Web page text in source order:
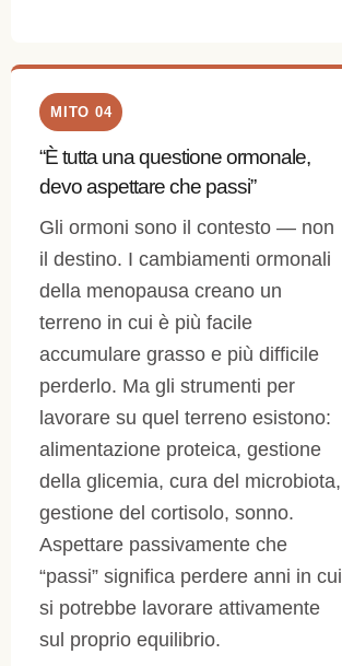
MITO 04
“È tutta una questione ormonale,
devo aspettare che passi”
Gli ormoni sono il contesto — non
il destino. I cambiamenti ormonali
della menopausa creano un
terreno in cui è più facile
accumulare grasso e più difficile
perderlo. Ma gli strumenti per
lavorare su quel terreno esistono:
alimentazione proteica, gestione
della glicemia, cura del microbiota,
gestione del cortisolo, sonno.
Aspettare passivamente che
“passi” significa perdere anni in cui
si potrebbe lavorare attivamente
sul proprio equilibrio.